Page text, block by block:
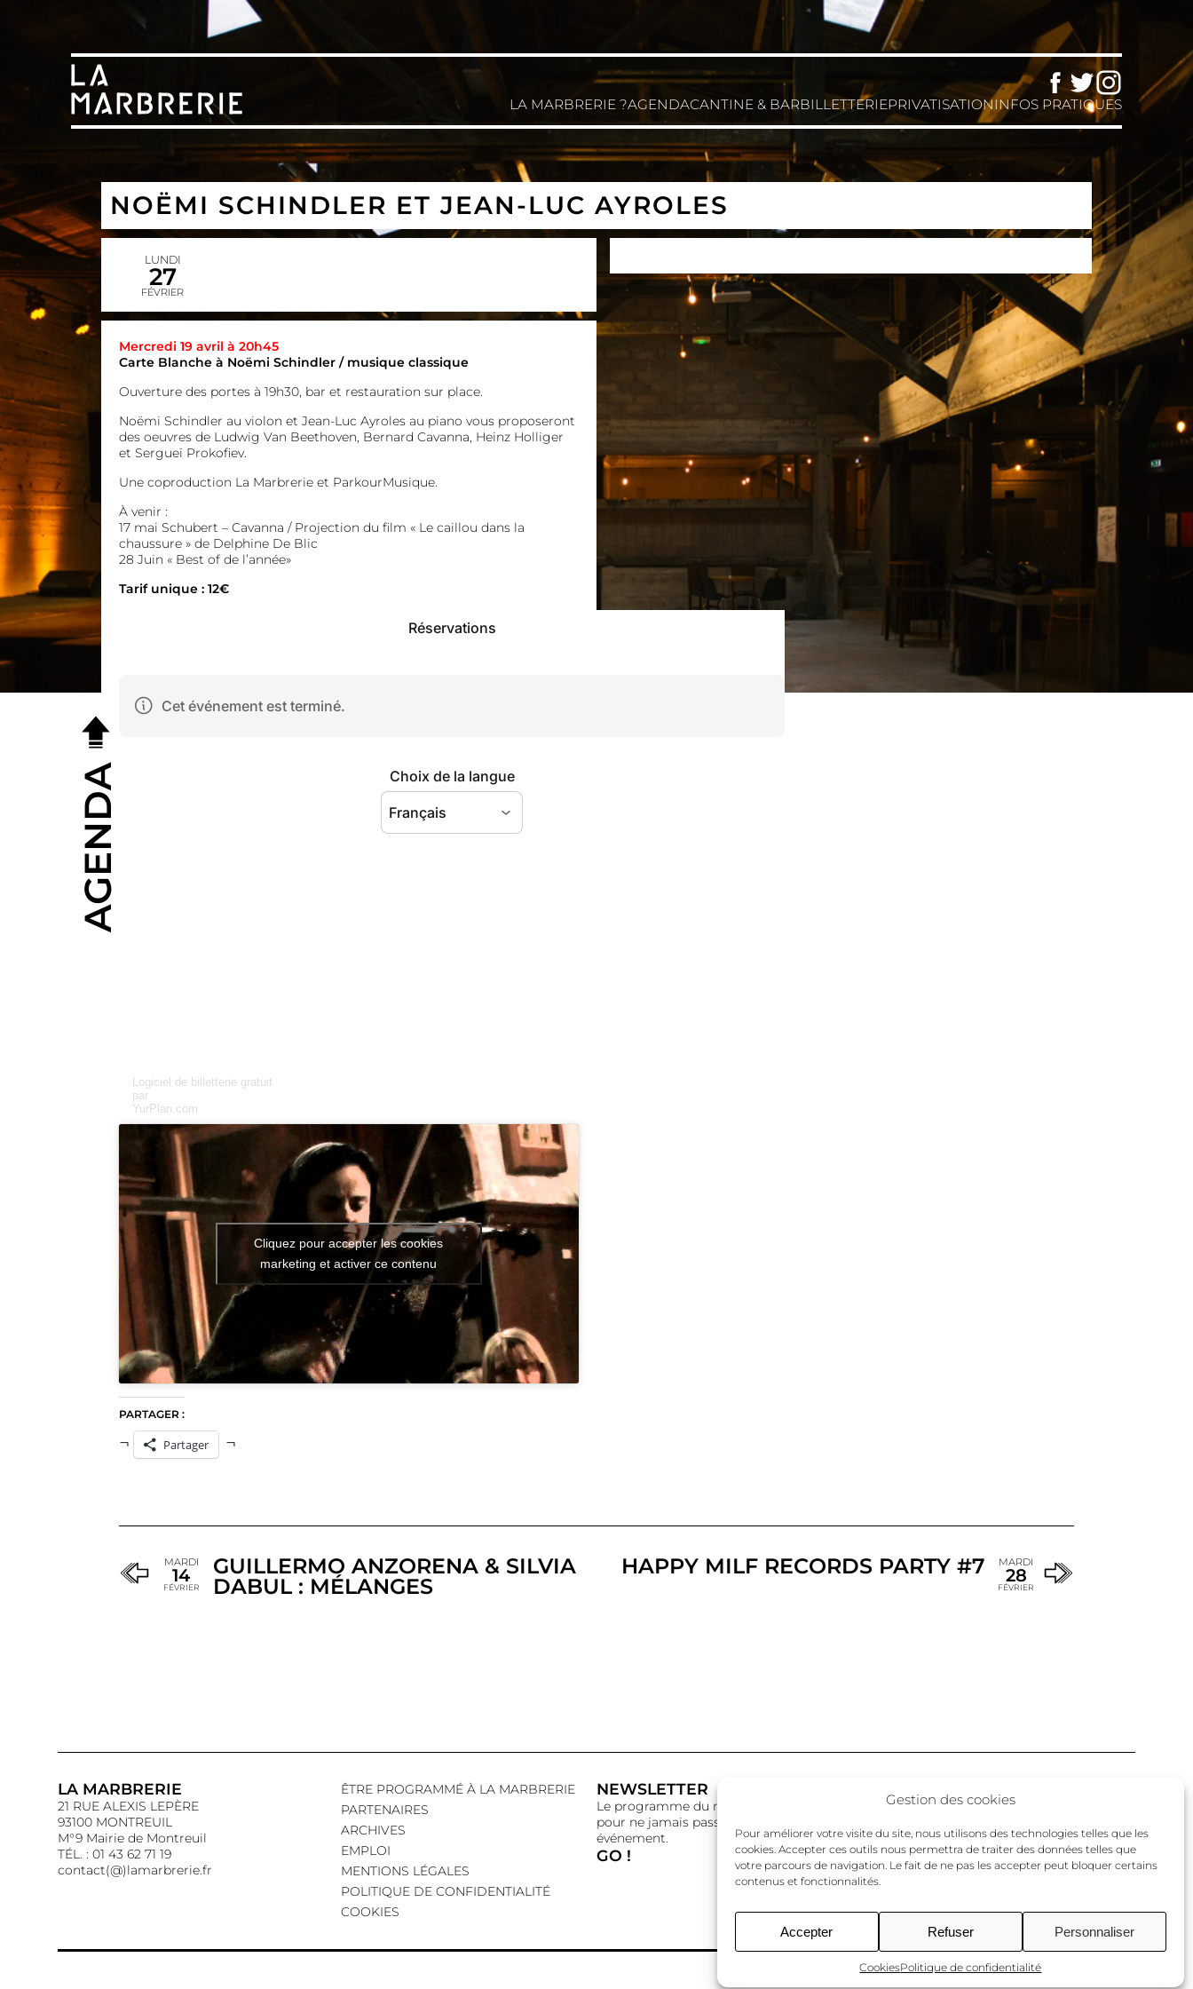
Gestion des cookies
Pour améliorer votre visite du site, nous utilisons des technologies telles que les
cookies. Accepter ces outils nous permettra de traiter des données telles que
votre parcours de navigation. Le fait de ne pas les accepter peut bloquer certains
contenus et fonctionnalités.
Accepter Refuser Personnaliser
CookiesPolitique de confidentialité
Facebook
TwitterInstagram
LA MARBRERIE ?AGENDACANTINE & BARBILLETTERIEPRIVATISATIONINFOS PRATIQUES
NOËMI SCHINDLER ET JEAN-LUC AYROLES
LUNDI
27
FÉVRIER
Mercredi 19 avril à 20h45
Carte Blanche à Noëmi Schindler / musique classique
Ouverture des portes à 19h30, bar et restauration sur place.
Noëmi Schindler au violon et Jean-Luc Ayroles au piano vous proposeront
des oeuvres de Ludwig Van Beethoven, Bernard Cavanna, Heinz Holliger
et Sergueï Prokofiev.
Une coproduction La Marbrerie et ParkourMusique.
À venir :
17 mai Schubert – Cavanna / Projection du film « Le caillou dans la
chaussure » de Delphine De Blic
28 Juin « Best of de l’année»
Tarif unique : 12€
Logiciel de billetterie gratuit
par
YurPlan.com
Cliquez pour accepter les cookies
marketing et activer ce contenu
PARTAGER :
Partager
MARDI
14
FÉVRIER
GUILLERMO ANZORENA & SILVIA
DABUL : MÉLANGES
HAPPY MILF RECORDS PARTY #7 MARDI
28
FÉVRIER
AGENDA
LA MARBRERIE
21 RUE ALEXIS LEPÈRE
93100 MONTREUIL
M°9 Mairie de Montreuil
TÉL. : 01 43 62 71 19
contact(@)lamarbrerie.fr
ÊTRE PROGRAMMÉ À LA MARBRERIE
PARTENAIRES
ARCHIVES
EMPLOI
MENTIONS LÉGALES
POLITIQUE DE CONFIDENTIALITÉ
COOKIES
NEWSLETTER
Le programme du mois,
pour ne jamais passer à côté d’un
événement.
GO !
Instagram